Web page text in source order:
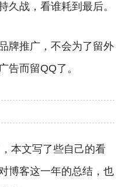
久战，看谁耗到最后。
牌推广，不会为了留外
告而留QQ了。
本文写了些自己的看
博客这一年的总结，也